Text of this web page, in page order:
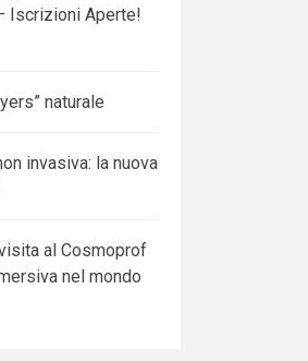
Iscrizioni Aperte!
naturale
invasiva: la nuova
al Cosmoprof
nel mondo